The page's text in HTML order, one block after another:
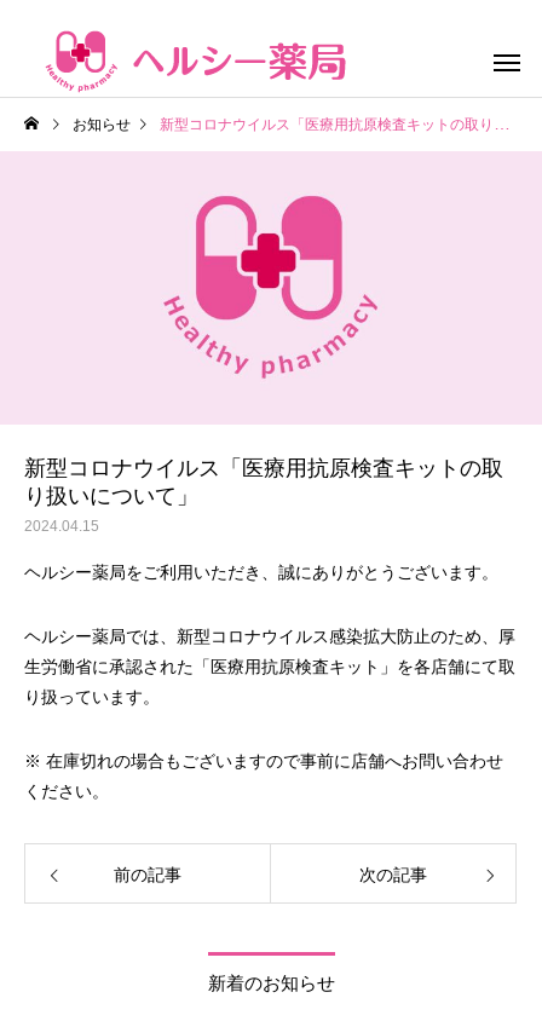
処方せん予約
お知らせ 新型コロナウイルス「医療用抗原検査キットの取り扱いについて」
新型コロナウイルス「医療用抗原検査キットの取
り扱いについて」
2024.04.15
ヘルシー薬局をご利用いただき、誠にありがとうございます。
ヘルシー薬局では、新型コロナウイルス感染拡大防止のため、厚
生労働省に承認された「医療用抗原検査キット」を各店舗にて取
り扱っています。
※ 在庫切れの場合もございますので事前に店舗へお問い合わせ
ください。
前の記事 次の記事
新着のお知らせ